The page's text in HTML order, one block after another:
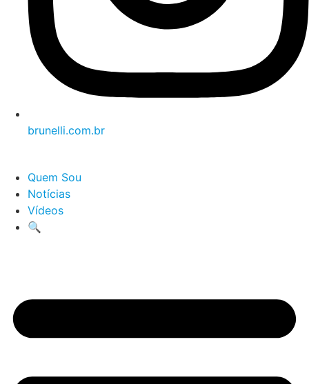
brunelli.com.br
Quem Sou
Notícias
Vídeos
🔍